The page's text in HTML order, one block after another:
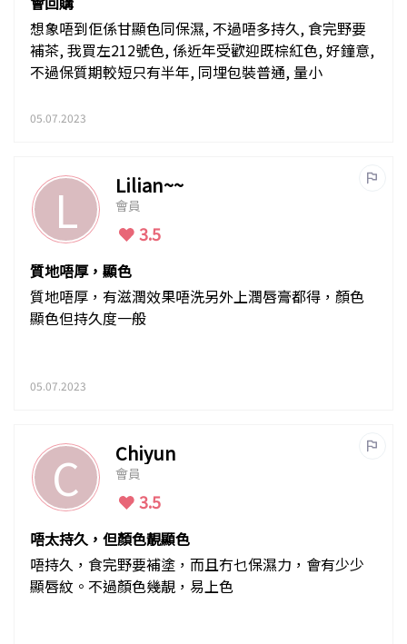
想象唔到佢係甘顯色同保濕, 不過唔多持久, 食完野要
補茶, 我買左212號色, 係近年受歡迎既棕紅色, 好鐘意,
不過保質期較短只有半年, 同埋包裝普通, 量小
05.07.2023
L Lilian~~
會員
3.5
質地唔厚，顯色
質地唔厚，有滋潤效果唔洗另外上潤唇膏都得，顏色
顯色但持久度一般
05.07.2023
C Chiyun
會員
3.5
唔太持久，但顏色靚顯色
唔持久，食完野要補塗，而且冇乜保濕力，會有少少
顯唇紋。不過顏色幾靚，易上色